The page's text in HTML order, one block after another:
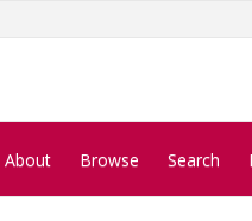
About Browse Search